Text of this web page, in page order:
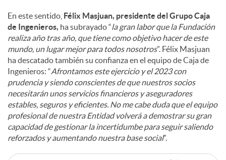
En este sentido, Félix Masjuan, presidente del Grupo Caja
de Ingenieros, ha subrayado “la gran labor que la Fundación
realiza año tras año, que tiene como objetivo hacer de este
mundo, un lugar mejor para todos nosotros”. Félix Masjuan
ha descatado también su confianza en el equipo de Caja de
Ingenieros: “Afrontamos este ejercicio y el 2023 con
prudencia y siendo conscientes de que nuestros socios
necesitarán unos servicios financieros y aseguradores
estables, seguros y eficientes. No me cabe duda que el equipo
profesional de nuestra Entidad volverá a demostrar su gran
capacidad de gestionar la incertidumbe para seguir saliendo
reforzados y aumentando nuestra base social”.